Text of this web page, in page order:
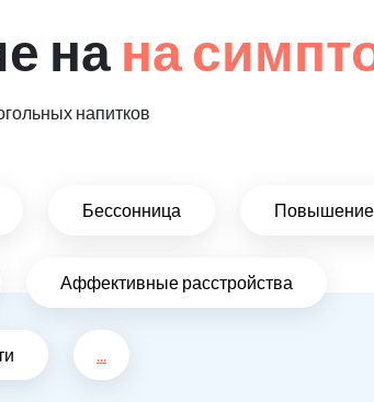
на на
напитков
Бессонница Повышение
Аффективные расстройства
...